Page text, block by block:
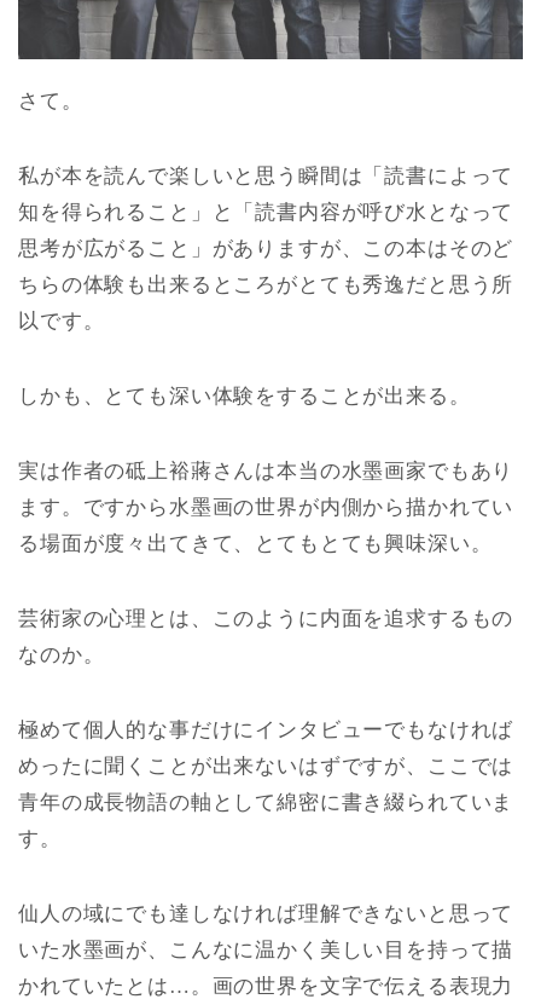
さて。
私が本を読んで楽しいと思う瞬間は「読書によって
知を得られること」と「読書内容が呼び水となって
思考が広がること」がありますが、この本はそのど
ちらの体験も出来るところがとても秀逸だと思う所
以です。
しかも、とても深い体験をすることが出来る。
実は作者の砥上裕蔣さんは本当の水墨画家でもあり
ます。ですから水墨画の世界が内側から描かれてい
る場面が度々出てきて、とてもとても興味深い。
芸術家の心理とは、このように内面を追求するもの
なのか。
極めて個人的な事だけにインタビューでもなければ
めったに聞くことが出来ないはずですが、ここでは
青年の成長物語の軸として綿密に書き綴られていま
す。
仙人の域にでも達しなければ理解できないと思って
いた水墨画が、こんなに温かく美しい目を持って描
かれていたとは…。画の世界を文字で伝える表現力